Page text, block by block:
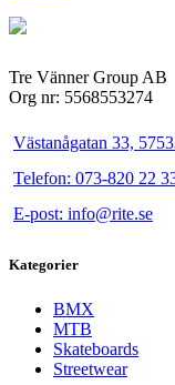
Tre Vänner Group AB
Org nr: 5568553274
Västanågatan 33,
Telefon: 073-820 22
E-post: info@rite.se
Kategorier
BMX
MTB
Skateboards
Streetwear